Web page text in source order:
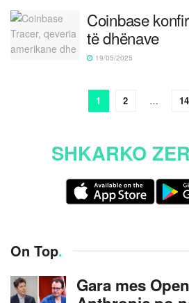
Coinbase
të dhënave
19/05/2025
1 2 … 14
SHKARKO
On Top.
Gara mes